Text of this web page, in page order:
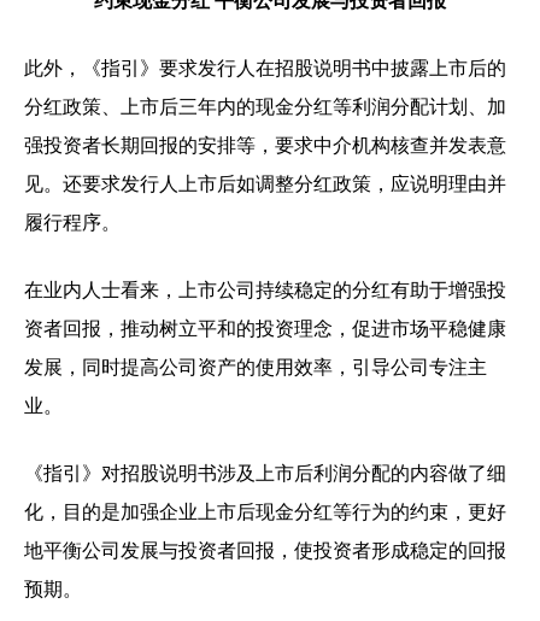
此外，《指引》要求发行人在招股说明书中披露上市后的
分红政策、上市后三年内的现金分红等利润分配计划、加
强投资者长期回报的安排等，要求中介机构核查并发表意
见。还要求发行人上市后如调整分红政策，应说明理由并
履行程序。
在业内人士看来，上市公司持续稳定的分红有助于增强投
资者回报，推动树立平和的投资理念，促进市场平稳健康
发展，同时提高公司资产的使用效率，引导公司专注主
业。
《指引》对招股说明书涉及上市后利润分配的内容做了细
化，目的是加强企业上市后现金分红等行为的约束，更好
地平衡公司发展与投资者回报，使投资者形成稳定的回报
预期。